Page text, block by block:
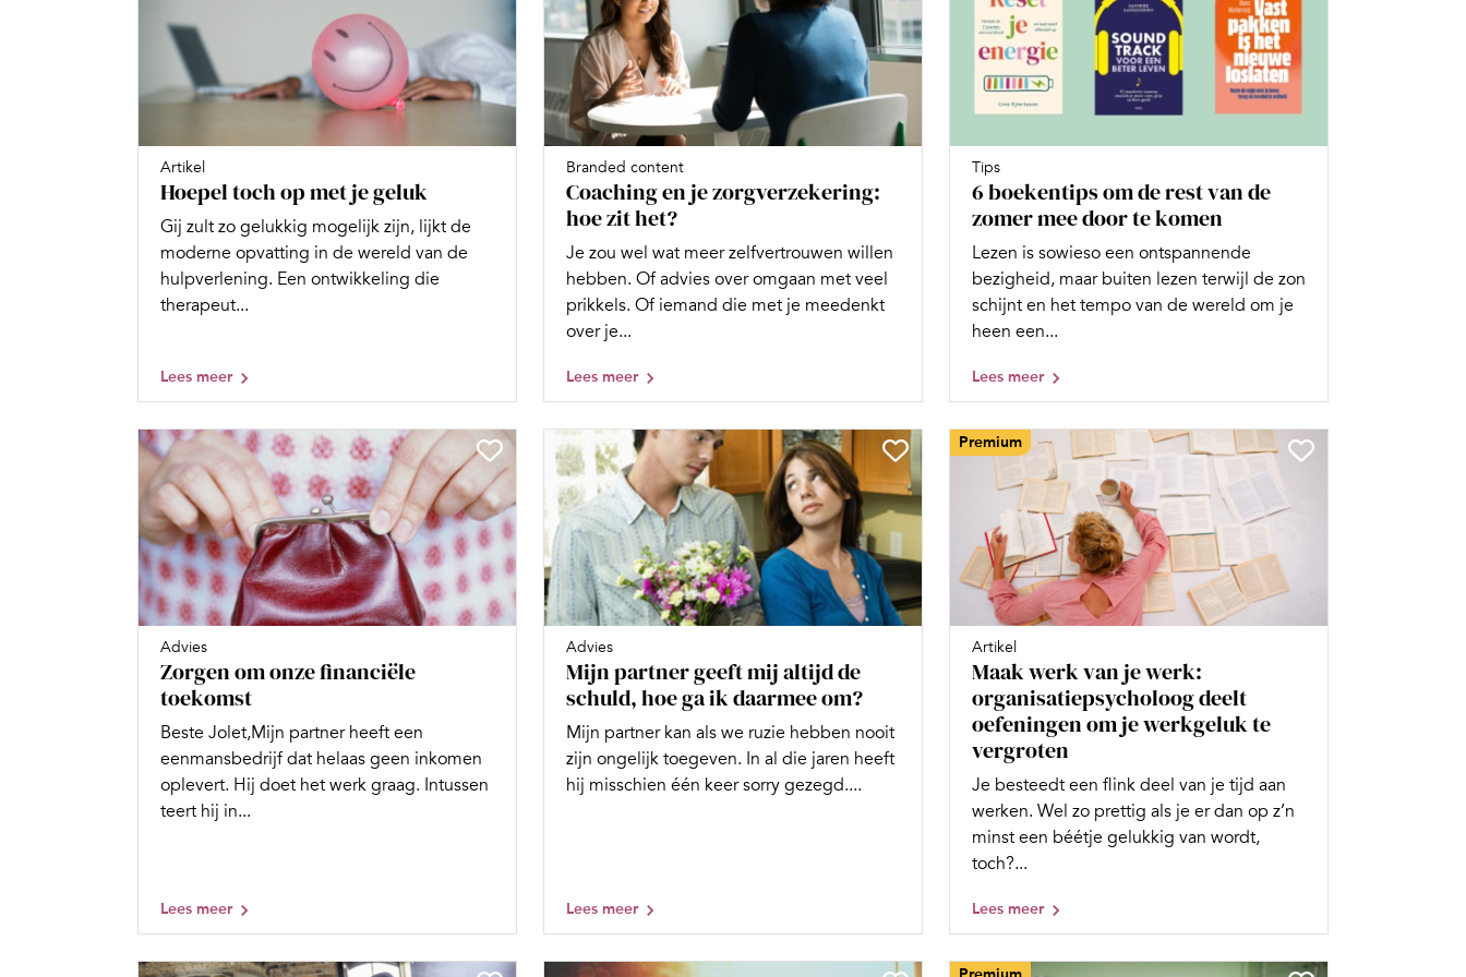
Artikel
Hoepel toch op met je geluk
Gij zult zo gelukkig mogelijk zijn, lijkt de
moderne opvatting in de wereld van de
hulpverlening. Een ontwikkeling die
therapeut...
Lees meer
Branded content
Coaching en je zorgverzekering:
hoe zit het?
Je zou wel wat meer zelfvertrouwen willen
hebben. Of advies over omgaan met veel
prikkels. Of iemand die met je meedenkt
over je...
Lees meer
Tips
6 boekentips om de rest van de
zomer mee door te komen
Lezen is sowieso een ontspannende
bezigheid, maar buiten lezen terwijl de zon
schijnt en het tempo van de wereld om je
heen een...
Lees meer
Advies
Zorgen om onze financiële
toekomst
Beste Jolet,Mijn partner heeft een
eenmansbedrijf dat helaas geen inkomen
oplevert. Hij doet het werk graag. Intussen
teert hij in...
Lees meer
Advies
Mijn partner geeft mij altijd de
schuld, hoe ga ik daarmee om?
Mijn partner kan als we ruzie hebben nooit
zijn ongelijk toegeven. In al die jaren heeft
hij misschien één keer sorry gezegd....
Lees meer
Premium
Artikel
Maak werk van je werk:
organisatiepsycholoog deelt
oefeningen om je werkgeluk te
vergroten
Je besteedt een flink deel van je tijd aan
werken. Wel zo prettig als je er dan op z’n
minst een béétje gelukkig van wordt,
toch?...
Lees meer